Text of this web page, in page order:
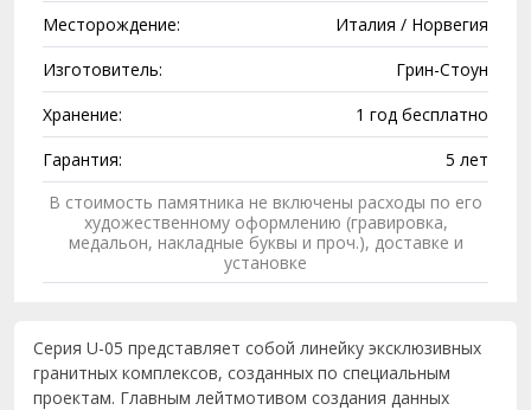
Месторождение:
Италия / Норвегия
Изготовитель:
Грин-Стоун
Хранение:
1 год бесплатно
Гарантия:
5 лет
В стоимость памятника не включены расходы по его
художественному оформлению (гравировка,
медальон, накладные буквы и проч.), доставке и
установке
Серия U-05 представляет собой линейку эксклюзивных
гранитных комплексов, созданных по специальным
проектам. Главным лейтмотивом создания данных